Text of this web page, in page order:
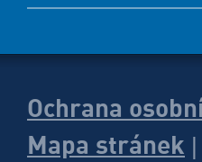
Ochrana
Mapa stránek